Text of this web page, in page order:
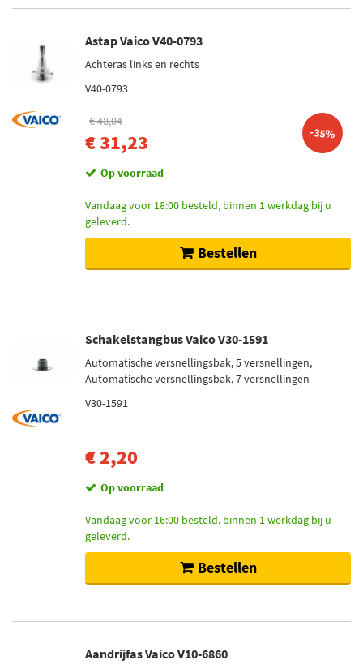
Astap Vaico V40-0793
Achteras links en rechts
V40-0793
€ 48,04
€ 31,23 -35%
Op voorraad
Vandaag voor 18:00 besteld, binnen 1 werkdag bij u
geleverd.
Bestellen
Schakelstangbus Vaico V30-1591
Automatische versnellingsbak, 5 versnellingen,
Automatische versnellingsbak, 7 versnellingen
V30-1591
€ 2,20
Op voorraad
Vandaag voor 16:00 besteld, binnen 1 werkdag bij u
geleverd.
Bestellen
Aandrijfas Vaico V10-6860